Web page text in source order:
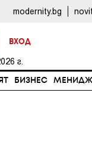
modernity.bg
ВХОД
г.
БИЗНЕС